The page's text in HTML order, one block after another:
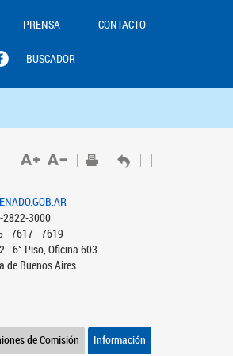
PRENSA CONTACTO
BUSCADOR
2822-3000
- 7617 - 7619
- 6° Piso, Oficina 603
de Buenos Aires
Información
de Comisión